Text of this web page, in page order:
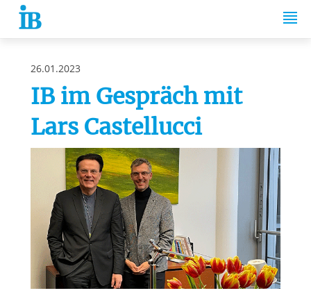
Springe zum Inhalt
26.01.2023
IB im Gespräch mit
Lars Castellucci